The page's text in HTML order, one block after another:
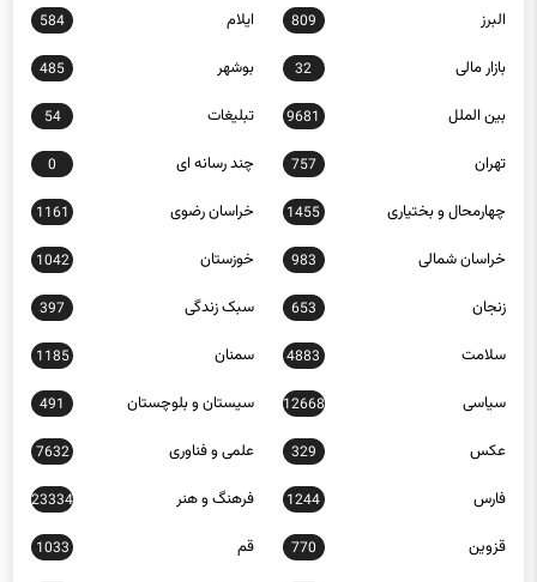
البرز 809 ایلام 584
بازار مالی 32 بوشهر 485
بین الملل 9681 تبلیغات 54
تهران 757 چند رسانه ای 0
چهارمحال و بختیاری 1455 خراسان رضوی 1161
خراسان شمالی 983 خوزستان 1042
زنجان 653 سبک زندگی 397
سلامت 4883 سمنان 1185
سیاسی 12668 سیستان و بلوچستان 491
عکس 329 علمی و فناوری 7632
فارس 1244 فرهنگ و هنر 23334
قزوین 770 قم 1033